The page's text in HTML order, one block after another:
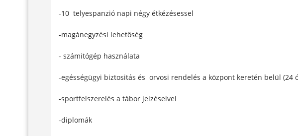
-10 telyespanzió napi négy étkézésessel
-magánegyzési lehetőség
- számitógép használata
-egésségügyi biztositás és orvosi rendelés a központ keretén belül (24
-sportfelszerelés a tábor jelzéseivel
-diplomák